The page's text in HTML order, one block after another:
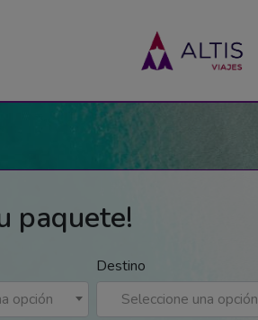
paquete!
opción
Destino
Seleccione una opción